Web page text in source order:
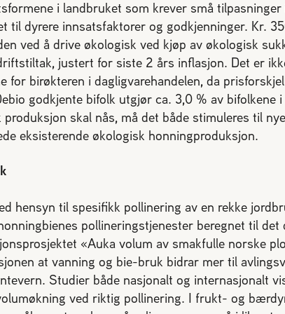
i landbruket som krever små
til dyrere innsatsfaktorer og godkjenninger. Kr.
ved å drive økologisk ved kjøp av økologisk
justert for siste 2 års inflasjon. Det er
for birøkteren i dagligvarehandelen, da
godkjente bifolk utgjør ca. 3,0 % av bifolkene
skal nås, må det både stimuleres til
eksisterende økologisk honningproduksjon.
hensyn til spesifikk pollinering av en rekke
pollineringstjenester beregnet til det
«Auka volum av smakfulle norske
at vanning og bie-bruk bidrar mer til
Studier både nasjonalt og internasjonalt
ved riktig pollinering. I frukt- og